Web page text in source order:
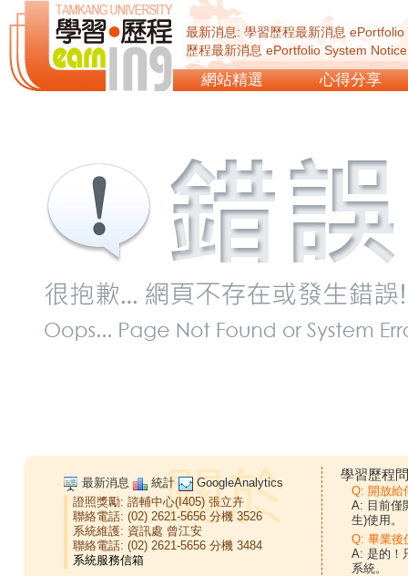
最新消息: 學習歷程最新消息
歷程最新消息 ePortfolio System
ePortfolio System Notice...
網站精選 心得分享
最新消息 統計
GoogleAnalytics
證照獎勵: 諮輔中心(I405)張立卉
聯絡電話: (02) 2621-5656 分機 3526
系統維護: 資訊處 曾江安
聯絡電話: (02) 2621-5656 分機 3484
學習歷程
Q: 開放給
A: 目前僅
生)使用。
Q: 畢業後
A: 是的！
系統。